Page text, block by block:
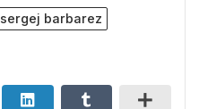
sergej barbarez